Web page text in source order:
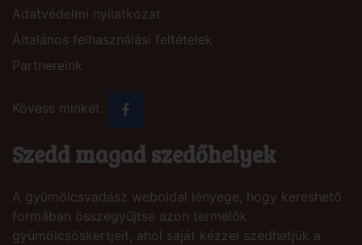
Adatvédelmi nyilatkozat
Általános felhasználási feltételek
Partnereink
Kövess minket:
Szedd magad szedőhelyek
A gyümölcsvadász weboldal lényege, hogy kereshető
formában összegyűjtse azon termelők
gyümölcsöskertjeit, ahol saját kézzel szedhetjük a